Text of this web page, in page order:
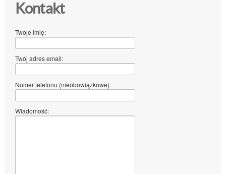
Kontakt
Twoje imię:
Twój adres email:
Numer telefonu (nieobowiązkowe):
Wiadomość: